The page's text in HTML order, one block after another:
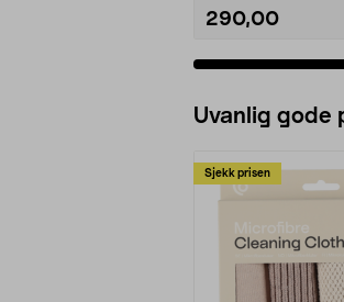
290,00
Uvanlig gode
Sjekk prisen